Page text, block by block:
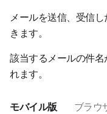
メールを送信、受信
きます。
該当するメールの件
れます。
モバイル版 ブラウ